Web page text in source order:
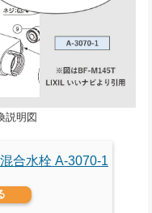
説明図
合水栓 A-3070-1